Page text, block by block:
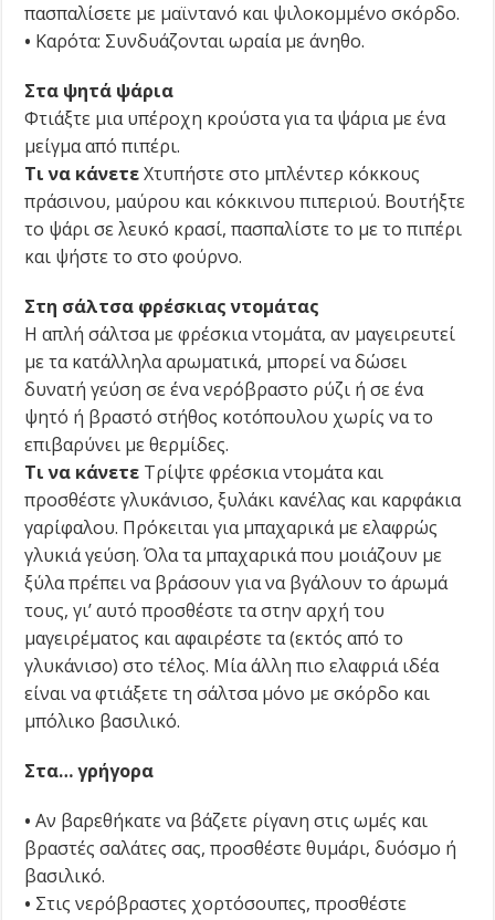
πασπαλίσετε με μαϊντανό και ψιλοκομμένο σκόρδο.
• Καρότα: Συνδυάζονται ωραία με άνηθο.
Στα ψητά ψάρια
Φτιάξτε μια υπέροχη κρούστα για τα ψάρια με ένα
μείγμα από πιπέρι.
Τι να κάνετεΧτυπήστε στο μπλέντερ κόκκους
πράσινου, μαύρου και κόκκινου πιπεριού. Βουτήξτε
το ψάρι σε λευκό κρασί, πασπαλίστε το με το πιπέρι
και ψήστε το στο φούρνο.
Στη σάλτσα φρέσκιας ντομάτας
Η απλή σάλτσα με φρέσκια ντομάτα, αν μαγειρευτεί
με τα κατάλληλα αρωματικά, μπορεί να δώσει
δυνατή γεύση σε ένα νερόβραστο ρύζι ή σε ένα
ψητό ή βραστό στήθος κοτόπουλου χωρίς να το
επιβαρύνει με θερμίδες.
Τι να κάνετε Τρίψτε φρέσκια ντομάτα και
προσθέστε γλυκάνισο, ξυλάκι κανέλας και καρφάκια
γαρίφαλου. Πρόκειται για μπαχαρικά με ελαφρώς
γλυκιά γεύση. Όλα τα μπαχαρικά που μοιάζουν με
ξύλα πρέπει να βράσουν για να βγάλουν το άρωμά
τους, γι’ αυτό προσθέστε τα στην αρχή του
μαγειρέματος και αφαιρέστε τα (εκτός από το
γλυκάνισο) στο τέλος. Μία άλλη πιο ελαφριά ιδέα
είναι να φτιάξετε τη σάλτσα μόνο με σκόρδο και
μπόλικο βασιλικό.
Στα… γρήγορα
• Αν βαρεθήκατε να βάζετε ρίγανη στις ωμές και
βραστές σαλάτες σας, προσθέστε θυμάρι, δυόσμο ή
βασιλικό.
• Στις νερόβραστες χορτό­σουπες, προσθέστε